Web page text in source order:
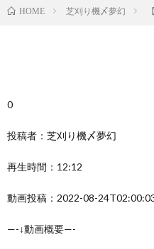
HOME 芝刈り機〆夢幻
0
投稿者：芝刈り機〆夢幻
再生時間：12:12
動画投稿：2022-08-
—-↓動画概要—-